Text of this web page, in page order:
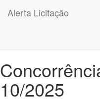
Alerta Licitação
10/2025